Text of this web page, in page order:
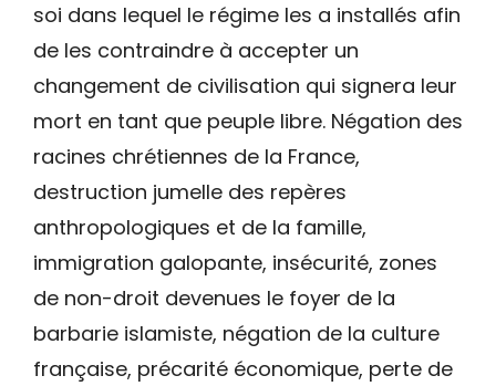
soi dans lequel le régime les a installés afin
de les contraindre à accepter un
changement de civilisation qui signera leur
mort en tant que peuple libre. Négation des
racines chrétiennes de la France,
destruction jumelle des repères
anthropologiques et de la famille,
immigration galopante, insécurité, zones
de non-droit devenues le foyer de la
barbarie islamiste, négation de la culture
française, précarité économique, perte de